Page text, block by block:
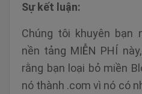
Sự kết luận:
Chúng tôi khuyên
nền tảng MIỄN PHÍ
rằng bạn loại bỏ miền
nó thành .com vì nó có